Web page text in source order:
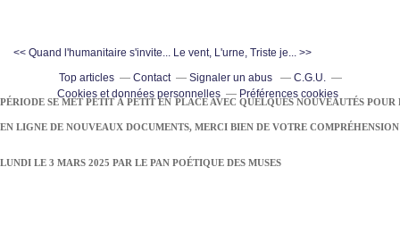
<< Quand l'humanitaire s'invite... Le vent, L'urne, Triste je... >>
PÉRIODE SE MET PETIT À PETIT EN PLACE AVEC QUELQUES NOUVEAUTÉS
EN LIGNE DE NOUVEAUX DOCUMENTS, MERCI BIEN DE VOTRE
LUNDI LE 3 MARS 2025 PAR LE PAN POÉTIQUE DES MUSES
Top articles Contact Signaler un abus
C.G.U.
Cookies et données personnelles
Préférences cookies